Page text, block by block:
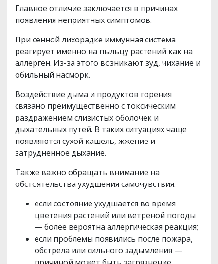
Главное отличие заключается в причинах
появления неприятных симптомов.
При сенной лихорадке иммунная система
реагирует именно на пыльцу растений как на
аллерген. Из-за этого возникают зуд, чихание и
обильный насморк.
Воздействие дыма и продуктов горения
связано преимущественно с токсическим
раздражением слизистых оболочек и
дыхательных путей. В таких ситуациях чаще
появляются сухой кашель, жжение и
затрудненное дыхание.
Также важно обращать внимание на
обстоятельства ухудшения самочувствия:
если состояние ухудшается во время
цветения растений или ветреной погоды
— более вероятна аллергическая реакция;
если проблемы появились после пожара,
обстрела или сильного задымления —